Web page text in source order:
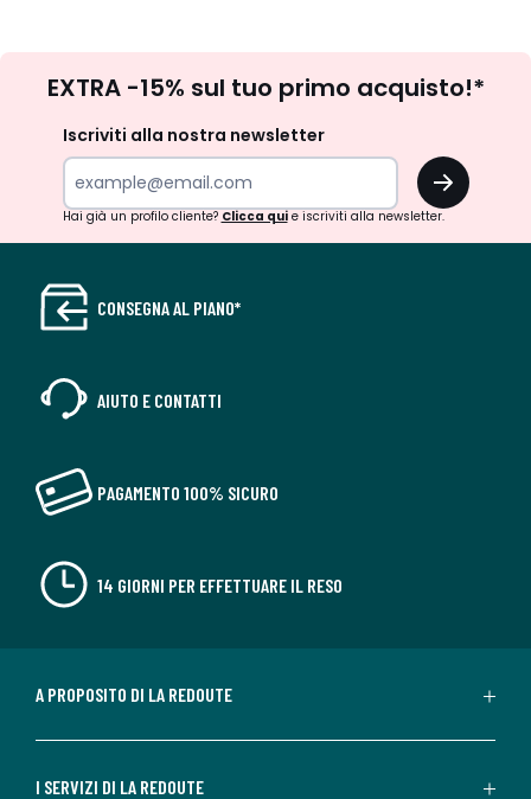
newsletter
EXTRA -15% sul tuo primo acquisto!*
Iscriviti alla nostra newsletter
OK
Hai già un profilo cliente? Clicca quie iscriviti alla newsletter.
CONSEGNA AL PIANO*
AIUTO E CONTATTI
PAGAMENTO 100% SICURO
14 GIORNI PER EFFETTUARE IL RESO
A PROPOSITO DI LA REDOUTE
I SERVIZI DI LA REDOUTE